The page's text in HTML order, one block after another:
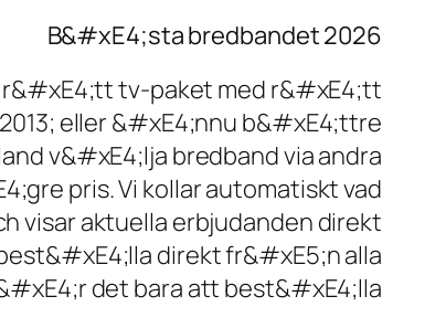
B&#xE4;sta bredbandet 2026
r&#xE4;tt tv-paket med r&#xE4;tt
eller &#xE4;nnu b&#xE4;ttre
v&#xE4;lja bredband via andra
pris. Vi kollar automatiskt vad
visar aktuella erbjudanden direkt
direkt fr&#xE5;n alla
det bara att best&#xE4;lla.